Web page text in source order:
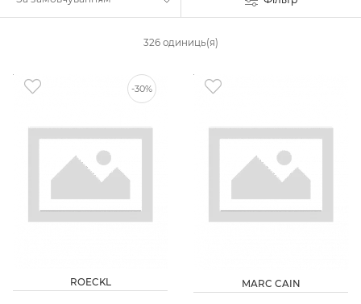
326 одиниць(я)
-30%
ROECKL MARC CAIN